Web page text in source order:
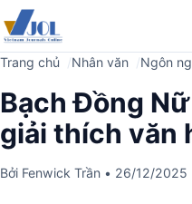
Trang chủ Nhân văn Ngôn
Bạch Đồng Nữ
giải thích văn
Bởi Fenwick Trần • 26/12/2025